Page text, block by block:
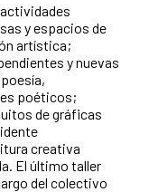
y espacios de
artística;
y nuevas
poéticos;
de gráficas
creativa
El último taller
del colectivo